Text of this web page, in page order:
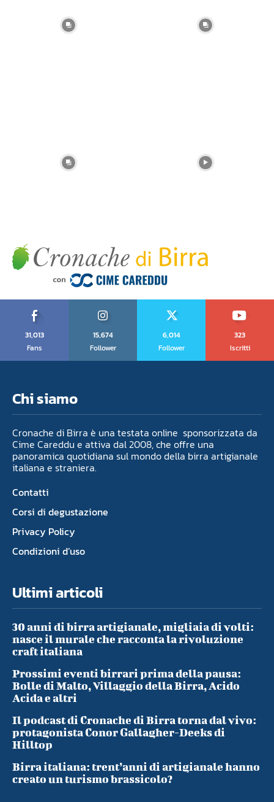
31,013
Fans
15,674
Follower
6,014
Follower
323
Iscritti
Chi siamo
Cronache di Birra è una testata online sponsorizzata da
Cime Careddu e attiva dal 2008, che offre una
panoramica quotidiana sul mondo della birra artigianale
italiana e straniera.
Contatti
Corsi di degustazione
Privacy Policy
Condizioni d’uso
Ultimi articoli
30 anni di birra artigianale, migliaia di volti:
nasce il murale che racconta la rivoluzione
craft italiana
Prossimi eventi birrari prima della pausa:
Bolle di Malto, Villaggio della Birra, Acido
Acida e altri
Il podcast di Cronache di Birra torna dal vivo:
protagonista Conor Gallagher-Deeks di
Hilltop
Birra italiana: trent’anni di artigianale hanno
creato un turismo brassicolo?